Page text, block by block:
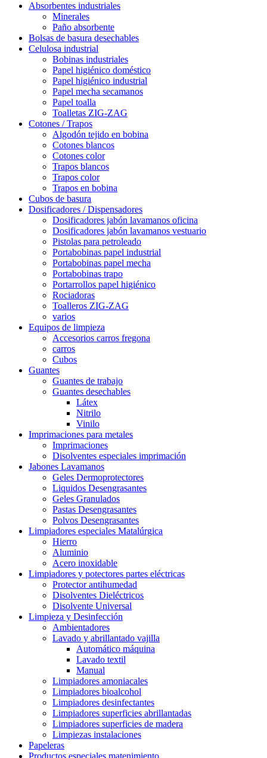
Absorbentes industriales
Minerales
Paño absorbente
Bolsas de basura desechables
Celulosa industrial
Bobinas industriales
Papel higiénico doméstico
Papel higiénico industrial
Papel mecha secamanos
Papel toalla
Toalletas ZIG-ZAG
Cotones / Trapos
Algodón tejido en bobina
Cotones blancos
Cotones color
Trapos blancos
Trapos color
Trapos en bobina
Cubos de basura
Dosificadores / Dispensadores
Dosificadores jabón lavamanos oficina
Dosificadores jabón lavamanos vestuario
Pistolas para petroleado
Portabobinas papel industrial
Portabobinas papel mecha
Portabobinas trapo
Portarrollos papel higiénico
Rociadoras
Toalleros ZIG-ZAG
varios
Equipos de limpieza
Accesorios carros fregona
carros
Cubos
Guantes
Guantes de trabajo
Guantes desechables
Látex
Nitrilo
Vinilo
Imprimaciones para metales
Imprimaciones
Disolventes especiales imprimación
Jabones Lavamanos
Geles Dermoprotectores
Liquidos Desengrasantes
Geles Granulados
Pastas Desengrasantes
Polvos Desengrasantes
Limpiadores especiales Matalúrgica
Hierro
Aluminio
Acero inoxidable
Limpiadores y potectores partes eléctricas
Protector antihumedad
Disolventes Dieléctricos
Disolvente Universal
Limpieza y Desinfección
Ambientadores
Lavado y abrillantado vajilla
Automático máquina
Lavado textil
Manual
Limpiadores amoniacales
Limpiadores bioalcohol
Limpiadores desinfectantes
Limpiadores superficies abrillantadas
Limpiadores superficies de madera
Limpiezas instalaciones
Papeleras